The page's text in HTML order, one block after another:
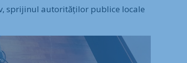
sprijinul autorităților publice locale